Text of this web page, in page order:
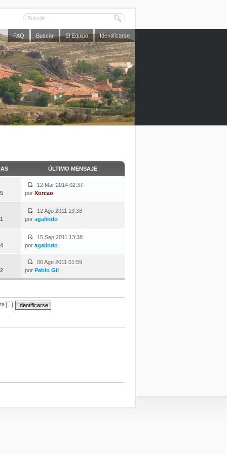
FAQ Buscar El Equipo Identificarse
ÚLTIMO MENSAJE
5
12 Mar 2014 02:37
por Xorcao
1
12 Ago 2011 19:38
por agalindo
4
15 Sep 2011 13:38
por agalindo
2
06 Ago 2011 01:59
por Pablo Gil